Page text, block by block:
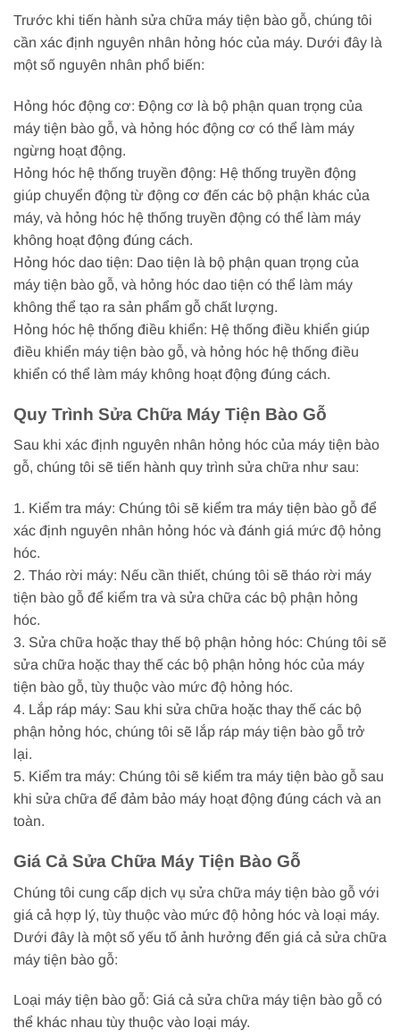
Trước khi tiến hành sửa chữa máy tiện bào gỗ, chúng tôi
cần xác định nguyên nhân hỏng hóc của máy. Dưới đây là
một số nguyên nhân phổ biến:
Hỏng hóc động cơ: Động cơ là bộ phận quan trọng của
máy tiện bào gỗ, và hỏng hóc động cơ có thể làm máy
ngừng hoạt động.
Hỏng hóc hệ thống truyền động: Hệ thống truyền động
giúp chuyển động từ động cơ đến các bộ phận khác của
máy, và hỏng hóc hệ thống truyền động có thể làm máy
không hoạt động đúng cách.
Hỏng hóc dao tiện: Dao tiện là bộ phận quan trọng của
máy tiện bào gỗ, và hỏng hóc dao tiện có thể làm máy
không thể tạo ra sản phẩm gỗ chất lượng.
Hỏng hóc hệ thống điều khiển: Hệ thống điều khiển giúp
điều khiển máy tiện bào gỗ, và hỏng hóc hệ thống điều
khiển có thể làm máy không hoạt động đúng cách.
Quy Trình Sửa Chữa Máy Tiện Bào Gỗ
Sau khi xác định nguyên nhân hỏng hóc của máy tiện bào
gỗ, chúng tôi sẽ tiến hành quy trình sửa chữa như sau:
1. Kiểm tra máy: Chúng tôi sẽ kiểm tra máy tiện bào gỗ để
xác định nguyên nhân hỏng hóc và đánh giá mức độ hỏng
hóc.
2. Tháo rời máy: Nếu cần thiết, chúng tôi sẽ tháo rời máy
tiện bào gỗ để kiểm tra và sửa chữa các bộ phận hỏng
hóc.
3. Sửa chữa hoặc thay thế bộ phận hỏng hóc: Chúng tôi sẽ
sửa chữa hoặc thay thế các bộ phận hỏng hóc của máy
tiện bào gỗ, tùy thuộc vào mức độ hỏng hóc.
4. Lắp ráp máy: Sau khi sửa chữa hoặc thay thế các bộ
phận hỏng hóc, chúng tôi sẽ lắp ráp máy tiện bào gỗ trở
lại.
5. Kiểm tra máy: Chúng tôi sẽ kiểm tra máy tiện bào gỗ sau
khi sửa chữa để đảm bảo máy hoạt động đúng cách và an
toàn.
Giá Cả Sửa Chữa Máy Tiện Bào Gỗ
Chúng tôi cung cấp dịch vụ sửa chữa máy tiện bào gỗ với
giá cả hợp lý, tùy thuộc vào mức độ hỏng hóc và loại máy.
Dưới đây là một số yếu tố ảnh hưởng đến giá cả sửa chữa
máy tiện bào gỗ:
Loại máy tiện bào gỗ: Giá cả sửa chữa máy tiện bào gỗ có
thể khác nhau tùy thuộc vào loại máy.